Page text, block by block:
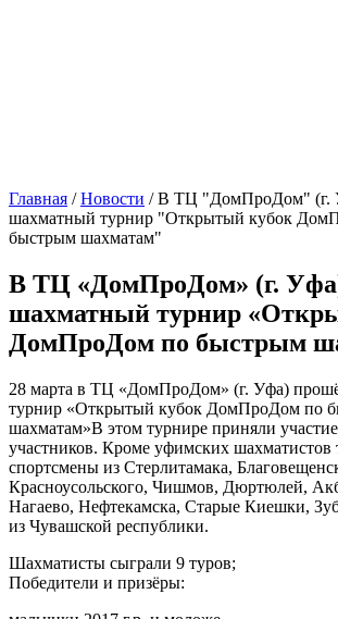
Главная /Новости /В ТЦ "ДомПроДом" (г.
шахматный турнир "Открытый кубок
быстрым шахматам"
В ТЦ «ДомПроДом» (г.
шахматный турнир
ДомПроДом по быстрым
28 марта в ТЦ «ДомПроДом» (г. Уфа)
турнир «Открытый кубок ДомПроДом по
шахматам»В этом турнире приняли
участников. Кроме уфимских шахматистов
спортсмены из Стерлитамака,
Красноусольского, Чишмов, Дюртюлей,
Нагаево, Нефтекамска, Старые Киешки,
из Чувашской республики.
Шахматисты сыграли 9 туров;
Победители и призëры: